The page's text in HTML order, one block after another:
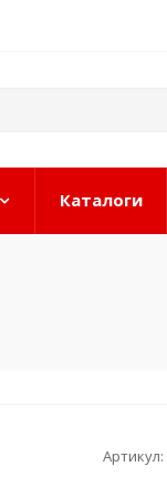
Каталоги
Артикул: